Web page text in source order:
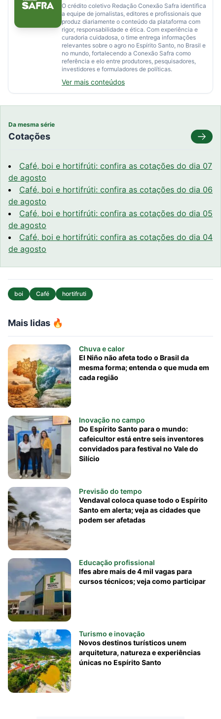
Mais lidas 🔥
Chuva e calor
El Niño não afeta todo o Brasil da
mesma forma; entenda o que muda em
cada região
Inovação no campo
Do Espírito Santo para o mundo:
cafeicultor está entre seis inventores
convidados para festival no Vale do
Silício
Previsão do tempo
Vendaval coloca quase todo o Espírito
Santo em alerta; veja as cidades que
podem ser afetadas
Educação profissional
Ifes abre mais de 4 mil vagas para
cursos técnicos; veja como participar
Turismo e inovação
Novos destinos turísticos unem
arquitetura, natureza e experiências
únicas no Espírito Santo
O crédito coletivo Redação Conexão Safra identifica
a equipe de jornalistas, editores e profissionais que
produz diariamente o conteúdo da plataforma com
rigor, responsabilidade e ética. Com experiência e
curadoria cuidadosa, o time entrega informações
relevantes sobre o agro no Espírito Santo, no Brasil e
no mundo, fortalecendo a Conexão Safra como
referência e elo entre produtores, pesquisadores,
investidores e formuladores de políticas.
Ver mais conteúdos
Da mesma série
Cotações
Café, boi e hortifrúti: confira as cotações do dia 07
de agosto
Café, boi e hortifrúti: confira as cotações do dia 06
de agosto
Café, boi e hortifrúti: confira as cotações do dia 05
de agosto
Café, boi e hortifrúti: confira as cotações do dia 04
de agosto
boi Café hortifruti